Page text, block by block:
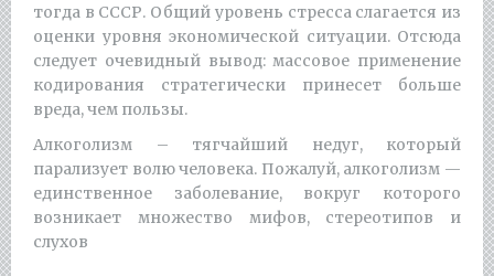
тогда в СССР. Общий уровень стресса слагается из
оценки уровня экономической ситуации. Отсюда
следует очевидный вывод: массовое применение
кодирования стратегически принесет больше
вреда, чем пользы.
Алкоголизм – тягчайший недуг, который
парализует волю человека. Пожалуй, алкоголизм —
единственное заболевание, вокруг которого
возникает множество мифов, стереотипов и
слухов